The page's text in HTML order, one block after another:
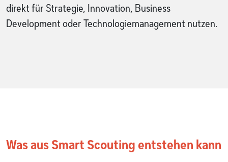
direkt für Strategie, Innovation, Business
Development oder Technologiemanagement nutzen.
Was aus Smart Scouting entstehen kann